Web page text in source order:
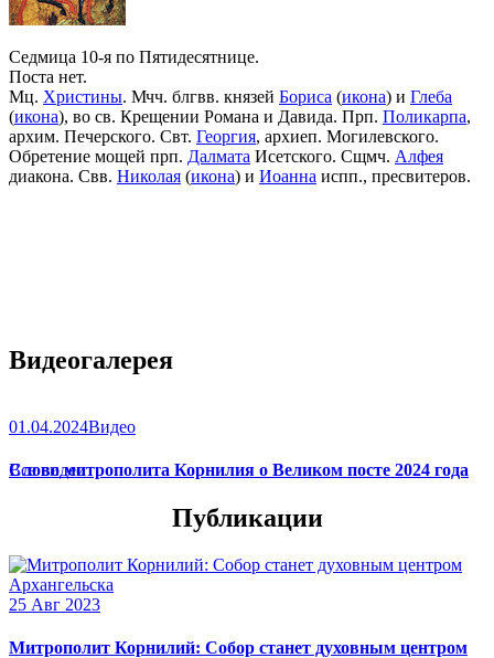
Седмица 10-я по Пятидесятнице.
Поста нет.
Мц. Христины. Мчч. блгвв. князей Бориса (икона) и Глеба
(икона), во св. Крещении Романа и Давида. Прп. Поликарпа,
архим. Печерского. Свт. Георгия, архиеп. Могилевского.
Обретение мощей прп. Далмата Исетского. Сщмч. Алфея
диакона. Свв. Николая (икона) и Иоанна испп., пресвитеров.
Видеогалерея
01.04.2024Видео
Слово митрополита Корнилия о Великом посте 2024 года
Все видео
Публикации
25 Авг 2023
Митрополит Корнилий: Собор станет духовным центром